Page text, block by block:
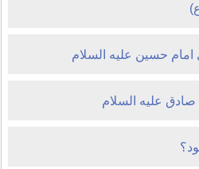
حسین علیه السلام
علیه السلام